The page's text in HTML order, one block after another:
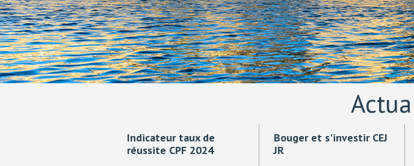
Indicateur taux de
réussite CPF 2024
Bouger et s'investir CEJ
JR